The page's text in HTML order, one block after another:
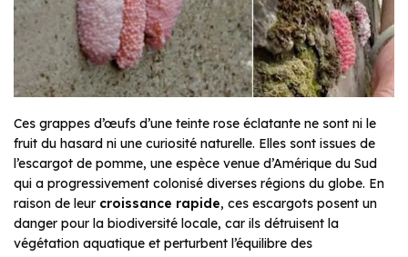
Ces grappes d’œufs d’une teinte rose éclatante ne sont ni le
fruit du hasard ni une curiosité naturelle. Elles sont issues de
l’escargot de pomme, une espèce venue d’Amérique du Sud
qui a progressivement colonisé diverses régions du globe. En
raison de leur croissance rapide, ces escargots posent un
danger pour la biodiversité locale, car ils détruisent la
végétation aquatique et perturbent l’équilibre des